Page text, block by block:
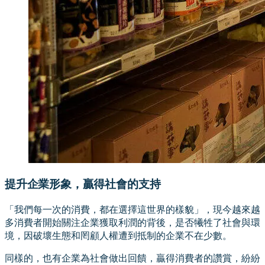
提升企業形象，贏得社會的支持
「我們每一次的消費，都在選擇這世界的樣貌」，現今越來越
多消費者開始關注企業獲取利潤的背後，是否犧牲了社會與環
境，因破壞生態和罔顧人權遭到抵制的企業不在少數。
同樣的，也有企業為社會做出回饋，贏得消費者的讚賞，紛紛